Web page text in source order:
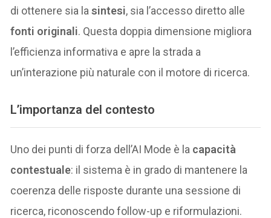
di ottenere sia lasintesi, sia l’accesso diretto alle
fonti originali. Questa doppia dimensione migliora
l’efficienza informativa e apre la strada a
un’interazione più naturale con il motore di ricerca.
L’importanza del contesto
Uno dei punti di forza dell’AI Mode è la capacità
contestuale: il sistema è in grado di mantenere la
coerenza delle risposte durante una sessione di
ricerca, riconoscendo follow-up e riformulazioni.